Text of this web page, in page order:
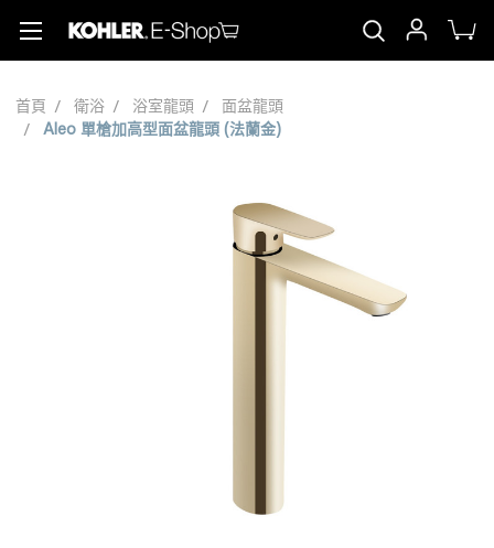
首頁 衛浴 浴室龍頭
面盆龍頭
Aleo 單槍加高型面盆龍頭 (法蘭金)